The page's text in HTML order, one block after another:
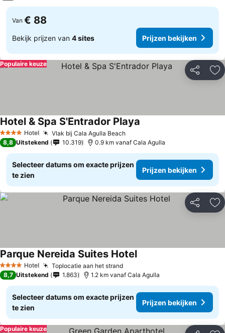
Van € 88
Bekijk prijzen van 4 sites Prijzen bekijken
Delen
Populaire keuze
4 SterrenHotel Vlak bij Cala Agulla Beach
Hotel & Spa S'Entrador Playa
8,8 Uitstekend 10.319 0.9 km vanaf Cala Agulla
Selecteer datums om exacte prijzen
te zien
Prijzen bekijken
Delen
4 SterrenHotel Toplocatie aan het strand
Parque Nereida Suites Hotel
8,7 Uitstekend 1.863 1.2 km vanaf Cala Agulla
Selecteer datums om exacte prijzen
te zien
Prijzen bekijken
Populaire keuze